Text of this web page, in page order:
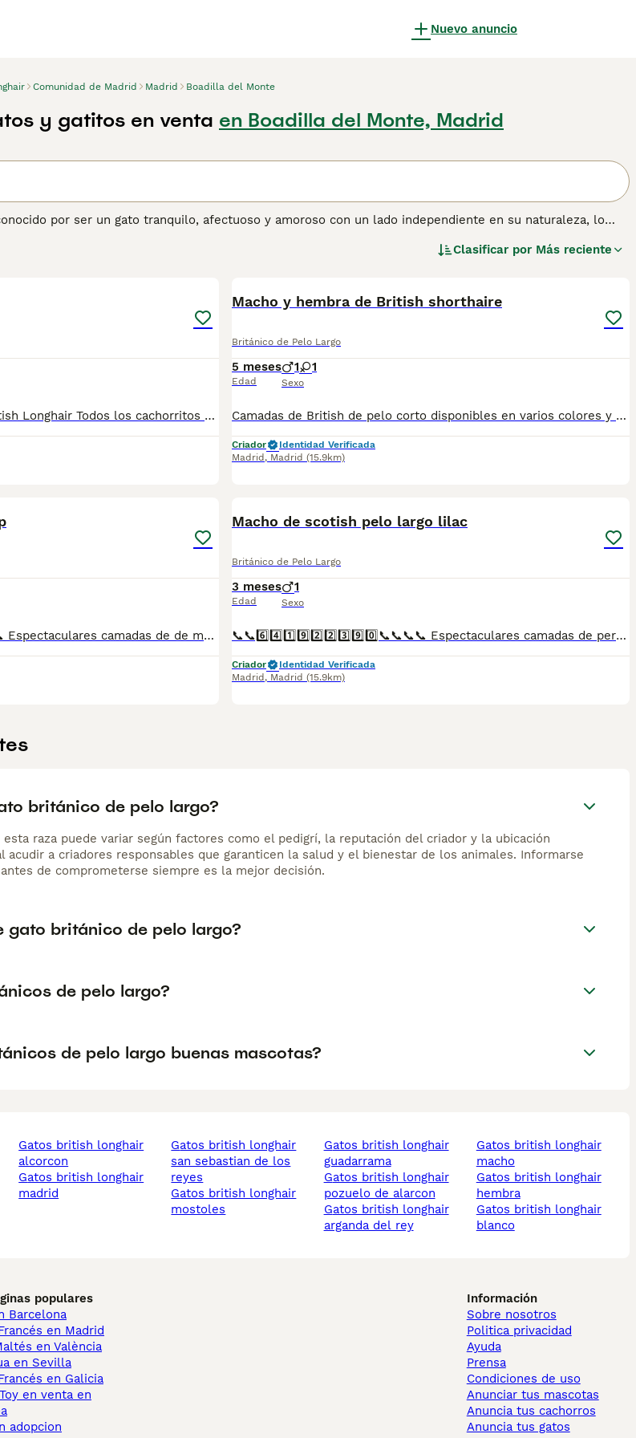
Nuevo anuncio
Comunidad de Madrid Madrid Boadilla del Monte
y gatitos en venta en Boadilla del Monte, Madrid
por ser un gato tranquilo, afectuoso y amoroso con un lado independiente en su naturaleza, lo
reconocido como raza por la GCCF, aunque sí lo está por la TICA. La única diferencia real entre ellos es la
de compra de Británico de pelo largo para obtener información sobre esta raza de gato.
Clasificar por Más reciente
Espectaculares camada de British Longhair Todos los cachorritos se entregan con unos dos meses y medio de edad y sus vacunas correspondientes, desparasitados interna y externamente, con certificado de salud, y garantía tanto por enfermedad vírica como congénito genética. Posibilidad de entregar en toda España mediante transporte propio preparado para animales y con chofer privado. Los precios pueden variar según las características y morfología de cada cachorro. Añádenos al whats app o llámanos, y encantados atenderemos todas tus dudas y consultas. Teléfono / Whats app: 641 92 23 90
Macho y hembra de British shorthaire
Británico de Pelo Largo
5 meses
Edad
1 1
Sexo
Camadas de British de pelo corto disponibles en varios colores y tonalidades. Machos y hembras. Criadores responsables y familiares. Se entregan a partir de 2 meses de edad y sus vacunas correspondientes, desparasitados. Todos los cachorros son descendientes de las mejores líneas nacionales. Se entregan en toda España con transporte de alta calidad preparado para animales, van en vehículo climatizado con chófer particular a cargo del comprador. Si tienes dudas o consultas sobre la raza, podemos resolver tus dudas por whats app ;) Abogamos por una cría nacional (no en países del este) en un ambiente familiar con personas con vocación en una cría ética y responsable, y que por encima de todo, aman a los animales Teléfono / Whats app: 641 92 23 90
Criador
Identidad Verificada
Madrid , Madrid (15.9km)
📞6️⃣4️⃣1️⃣9️⃣2️⃣2️⃣3️⃣9️⃣0️⃣📞📞📞📞 Espectaculares camadas de de machos y hembras de golden de pelo corto chinchilla nacionales descendientes de las mejores líneas de sangre. Disponibles tanto hembras como machos. Las camadas están bajo supervisión veterinaria desde su nacimiento hasta que son entregadas a su nueva familia. Criados por un equipo de profesionales y mejores personas que, con más de 20 años de experiencia , cuidan a los animales por vocación, aplicando una cría ética y responsable para que cada cachorro se desarrolle con la mejor salud y con un buen temperamento. Todos los cachorritos se entregan con unos dos meses y medio de edad y sus vacunas correspondientes, desparasitados interna y externamente, con certificado de salud, y garantía tanto por enfermedad vírica como congénito genética. Posibilidad de entregar en toda España mediante transporte propio preparado para animales y con chofer privado. Los precios pueden variar según las características y morfología de cada cachorro. Añádenos al whats app o llámanos, y encantados atenderemos todas tus dudas y consultas. Teléfono / Whats app: 641 92 23 90
Macho de scotish pelo largo lilac
Británico de Pelo Largo
3 meses
Edad
1
Sexo
📞📞6️⃣4️⃣1️⃣9️⃣2️⃣2️⃣3️⃣9️⃣0️⃣📞📞📞📞 Espectaculares camadas de perritos de machos y hembras de scotish nacionales descendientes de las mejores líneas de sangre. Disponibles tanto hembras como machos. Las camadas están bajo supervisión veterinaria desde su nacimiento hasta que son entregadas a su nueva familia. Criados por un equipo de profesionales y mejores personas que, con más de 20 años de experiencia , cuidan a los animales por vocación, aplicando una cría ética y responsable para que cada cachorro se desarrolle con la mejor salud y con un buen temperamento. Todos los cachorritos se entregan con unos dos meses y medio de edad y sus vacunas correspondientes, desparasitados interna y externamente, con certificado de salud, y garantía tanto por enfermedad vírica como congénito genética. Posibilidad de entregar en toda España mediante transporte propio preparado para animales y con chofer privado. Los precios pueden variar según las características y morfología de cada cachorro. Añádenos al whats app o llámanos, y encantados atenderemos todas tus dudas y consultas. Teléfono / Whats app: 641 92 23 90
Criador
Identidad Verificada
Madrid , Madrid (15.9km)
británico de pelo largo?
raza puede variar según factores como el pedigrí, la reputación del criador y la ubicación
acudir a criadores responsables que garanticen la salud y el bienestar de los animales. Informarse
de comprometerse siempre es la mejor decisión.
gato británico de pelo largo?
de pelo largo?
de pelo largo buenas mascotas?
gatos british longhair
alcorcon
gatos british longhair
madrid
gatos british longhair
san sebastian de los
reyes
gatos british longhair
mostoles
gatos british longhair
guadarrama
gatos british longhair
pozuelo de alarcon
gatos british longhair
arganda del rey
gatos british longhair
macho
gatos british longhair
hembra
gatos british longhair
blanco
populares
Barcelona
en Madrid
en València
en Sevilla
en Galicia
en venta en
adopcion
Información
Sobre nosotros
Politica privacidad
Ayuda
Prensa
Condiciones de uso
Anunciar tus mascotas
Anuncia tus cachorros
Anuncia tus gatos